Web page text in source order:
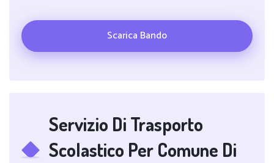
Scarica Bando
Servizio Di Trasporto
Scolastico Per Comune Di